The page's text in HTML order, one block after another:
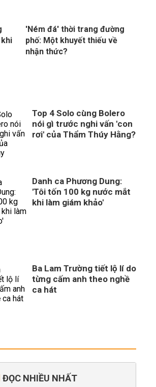
'Ném đá' thời trang đường
phố: Một khuyết thiếu về
nhận thức?
Top 4 Solo cùng Bolero
nói gì trước nghi vấn 'con
rơi' của Thẩm Thúy Hằng?
Danh ca Phương Dung:
'Tôi tốn 100 kg nước mắt
khi làm giám khảo'
Ba Lam Trường tiết lộ lí do
từng cấm anh theo nghề
ca hát
ĐỌC NHIỀU NHẤT